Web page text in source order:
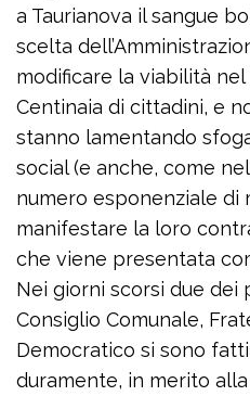
a Taurianova il sangue
scelta
modificare la viabilità nel
Centinaia di cittadini, e
stanno lamentando
social (e anche, come
numero esponenziale di
manifestare la loro
che viene presentata
Nei giorni scorsi due dei
Consiglio Comunale,
Democratico si sono
duramente, in merito